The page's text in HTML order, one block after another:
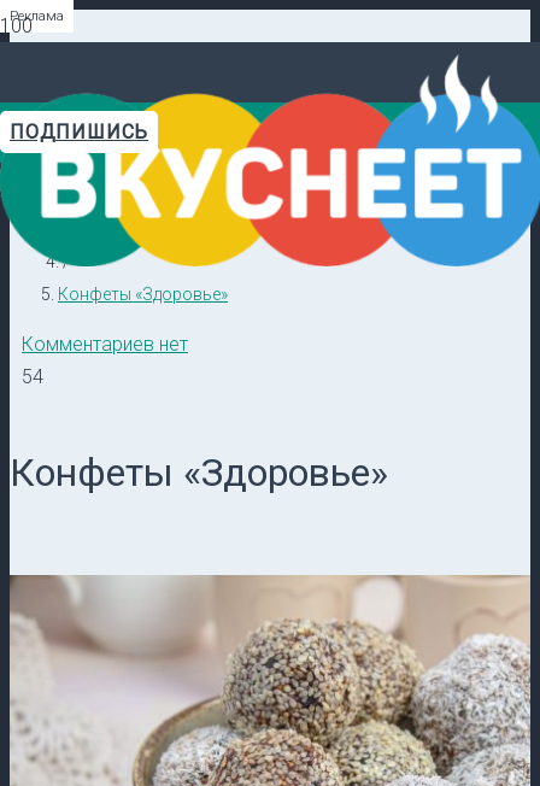
ПОДПИШИСЬ
Видеорецепты в ТГ →
Главная
/
Кулинарные секреты
/
Конфеты «Здоровье»
Комментариев нет
54
Конфеты «Здоровье»
Реклама
Реклама
Реклама
Реклама
Реклама
Реклама